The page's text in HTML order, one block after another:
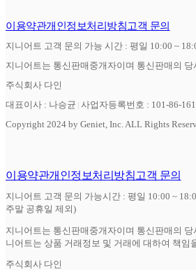
이용약관개인정보처리방침고객 문의
지니어트 고객 문의 가능 시간 : 평일 10:00 ~
지니어트는 통신판매중개자이며 통신판매의
주식회사 다인
대표이사 : 나승균 사업자등록번호 : 101-86-
Copyright 2024 by Geniet, Inc. ALL Rights
이용약관개인정보처리방침고객 문의
지니어트 고객 문의 가능시간 : 평일 10:00 ~
주말 공휴일 제외)
지니어트는 통신판매중개자이며 통신판매의
니어트는 상품 거래정보 및 거래에 대하여 책임
주식회사 다인